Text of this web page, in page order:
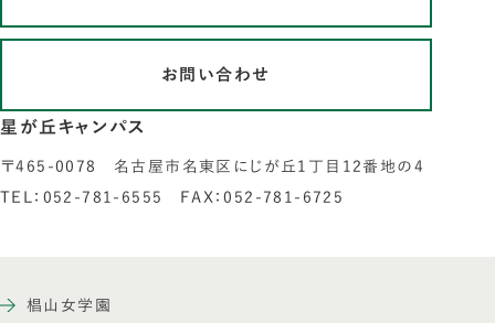
お問い合わせ
星が丘キャンパス
〒465-0078 名古屋市名東区にじが丘1丁目12番地の4
TEL：052-781-6555 FAX：052-781-6725
椙山女学園